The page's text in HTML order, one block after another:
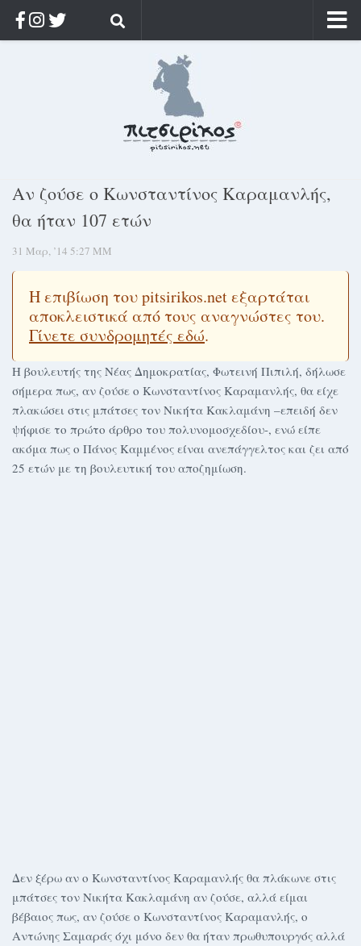
Στοχασμοί & αποφθέγματα
Διαφήμιση
Γίνετε συνδρομητής
Log in
Αν ζούσε ο Κωνσταντίνος Καραμανλής,
θα ήταν 107 ετών
31 Μαρ, ’14 5:27 ΜΜ
Η επιβίωση του pitsirikos.net εξαρτάται
αποκλειστικά από τους αναγνώστες του.
Γίνετε συνδρομητές εδώ.
Η βουλευτής της Νέας Δημοκρατίας, Φωτεινή Πιπιλή, δήλωσε
σήμερα πως, αν ζούσε ο Κωνσταντίνος Καραμανλής, θα είχε
πλακώσει στις μπάτσες τον Νικήτα Κακλαμάνη –επειδή δεν
ψήφισε το πρώτο άρθρο του πολυνομοσχεδίου-, ενώ είπε
ακόμα πως ο Πάνος Καμμένος είναι ανεπάγγελτος και ζει από
25 ετών με τη βουλευτική του αποζημίωση.
Δεν ξέρω αν ο Κωνσταντίνος Καραμανλής θα πλάκωνε στις
μπάτσες τον Νικήτα Κακλαμάνη αν ζούσε, αλλά είμαι
βέβαιος πως, αν ζούσε ο Κωνσταντίνος Καραμανλής, ο
Αντώνης Σαμαράς όχι μόνο δεν θα ήταν πρωθυπουργός αλλά